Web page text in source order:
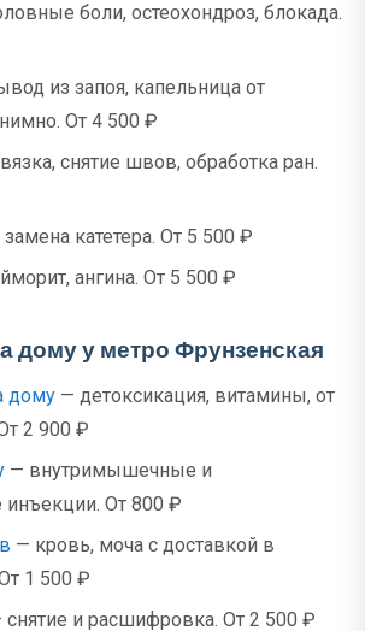
боли, остеохондроз, блокада.
из запоя, капельница от
От 4 500 ₽
снятие швов, обработка ран.
катетера. От 5 500 ₽
ангина. От 5 500 ₽
дому у метро Фрунзенская
дому — детоксикация, витамины, от
2 900 ₽
— внутримышечные и
От 800 ₽
— кровь, моча с доставкой в
1 500 ₽
снятие и расшифровка. От 2 500 ₽